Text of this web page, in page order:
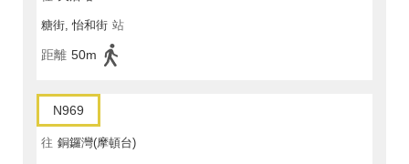
糖街, 怡和街 站
距離 50m
N969
往 銅鑼灣(摩頓台)